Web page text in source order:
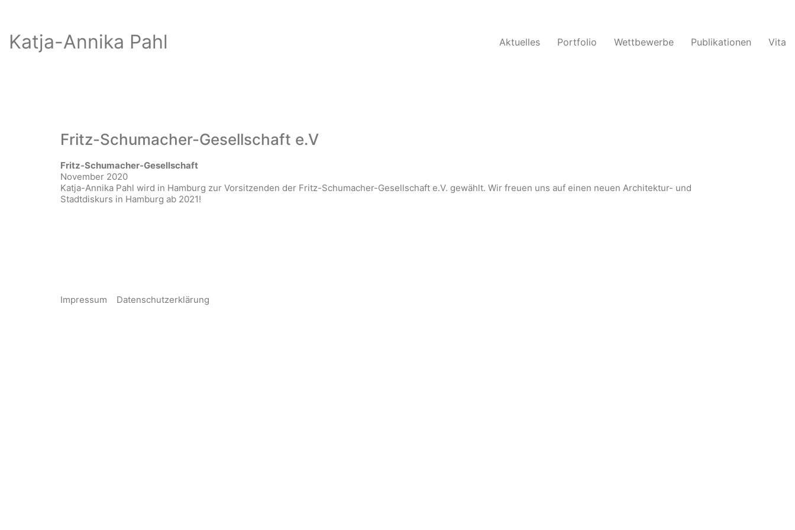
Katja-Annika Pahl Aktuelles Portfolio Wettbewerbe Publikationen Vita
Fritz-Schumacher-Gesellschaft e.V
Fritz-Schumacher-Gesellschaft
November 2020
Katja-Annika Pahl wird in Hamburg zur Vorsitzenden der Fritz-Schumacher-Gesellschaft e.V. gewählt. Wir freuen uns auf einen neuen Architektur- und
Stadtdiskurs in Hamburg ab 2021!
Impressum Datenschutzerklärung